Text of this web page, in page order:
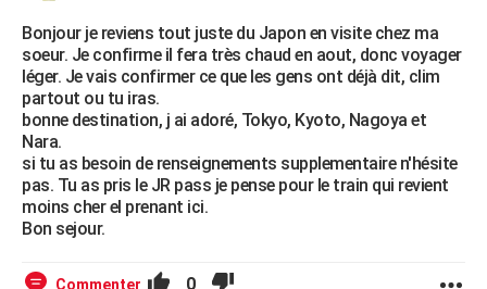
Bonjour je reviens tout juste du Japon en visite chez ma
soeur. Je confirme il fera très chaud en aout, donc voyager
léger. Je vais confirmer ce que les gens ont déjà dit, clim
partout ou tu iras.
bonne destination, j ai adoré, Tokyo, Kyoto, Nagoya et
Nara.
si tu as besoin de renseignements supplementaire n'hésite
pas. Tu as pris le JR pass je pense pour le train qui revient
moins cher el prenant ici.
Bon sejour.
Commenter 0